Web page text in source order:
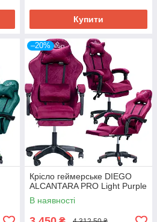
Купити
–20%
Крісло геймерське DIEGO
ALCANTARA PRO Light Purple
В наявності